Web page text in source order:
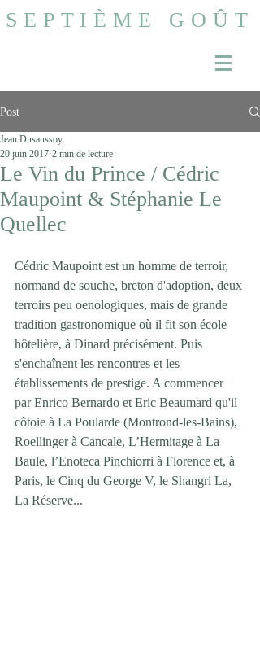
SEPTIÈME GOÛT
Post
Le Vin du Prince / Cédric
Maupoint & Stéphanie Le
Quellec
Jean Dusaussoy
20 juin 2017 2 min de lecture
Cédric Maupoint est un homme de terroir,
normand de souche, breton d'adoption, deux
terroirs peu oenologiques, mais de grande
tradition gastronomique où il fit son école
hôtelière, à Dinard précisément. Puis
s'enchaînent les rencontres et les
établissements de prestige. A commencer
par Enrico Bernardo et Eric Beaumard qu'il
côtoie à La Poularde (Montrond-les-Bains),
Roellinger à Cancale, L’Hermitage à La
Baule, l’Enoteca Pinchiorri à Florence et, à
Paris, le Cinq du George V, le Shangri La,
La Réserve...